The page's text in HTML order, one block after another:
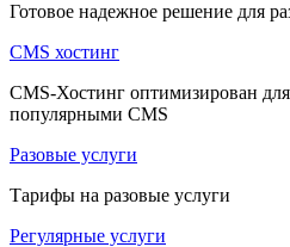
Готовое надежное решение для
CMS хостинг
CMS-Хостинг оптимизирован
популярными CMS
Разовые услуги
Тарифы на разовые услуги
Регулярные услуги